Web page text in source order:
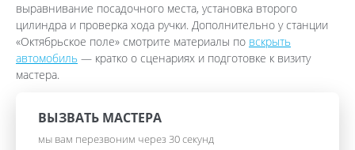
выравнивание посадочного места, установка второго
цилиндра и проверка хода ручки. Дополнительно у станции
«Октябрьское поле» смотрите материалы по вскрыть
автомобиль — кратко о сценариях и подготовке к визиту
мастера.
ВЫЗВАТЬ МАСТЕРА
мы вам перезвоним через 30 секунд